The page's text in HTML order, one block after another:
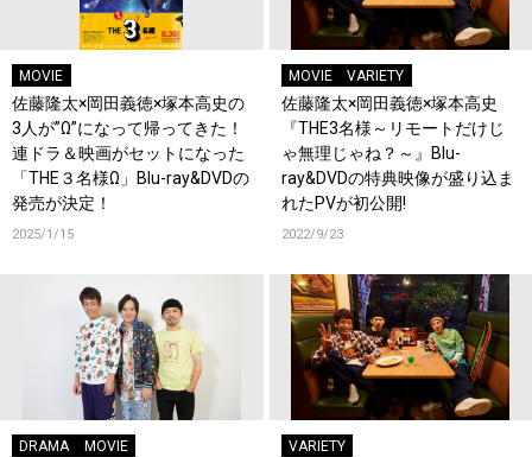
MOVIE
佐藤隆太×岡田義徳×塚本高史の
3人が”Ω”になって帰ってきた！
連ドラ＆映画がセットになった
「THE３名様Ω」Blu-ray&DVDの
発売が決定！
2025/1/15
MOVIE VARIETY
佐藤隆太×岡田義徳×塚本高史
『THE3名様～リモートだけじ
ゃ無理じゃね？～』Blu-
ray&DVDの特典映像が盛り込ま
れたPVが初公開!
2022/9/23
DRAMA MOVIE VARIETY